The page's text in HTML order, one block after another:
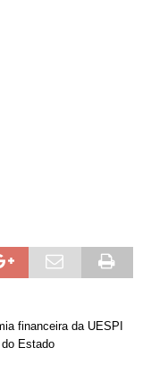
financeira da UESPI
Estado